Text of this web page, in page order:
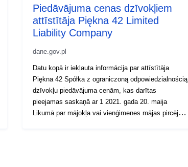
Piedāvājuma cenas dzīvokļiem
attīstītāja Piękna 42 Limited
Liability Company
dane.gov.pl
Datu kopā ir iekļauta informācija par attīstītāja
Piękna 42 Spółka z ograniczoną odpowiedzialnością
dzīvokļu piedāvājuma cenām, kas darītas
pieejamas saskaņā ar 1 2021. gada 20. maija
Likumā par mājokļa vai vienģimenes mājas pircēja